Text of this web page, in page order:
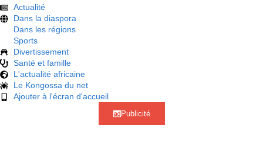
Actualité
Dans la diaspora
Dans les régions
Sports
Divertissement
Santé et famille
L'actualité africaine
Le Kongossa du net
Ajouter à l'écran d'accueil
Publicité